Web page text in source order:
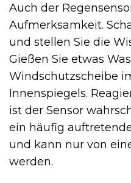
Auch der
Aufmerksamkeit.
und stellen Sie die
Gießen Sie etwas
Windschutzscheibe
Innenspiegels.
ist der Sensor
ein häufig
und kann nur von
werden.